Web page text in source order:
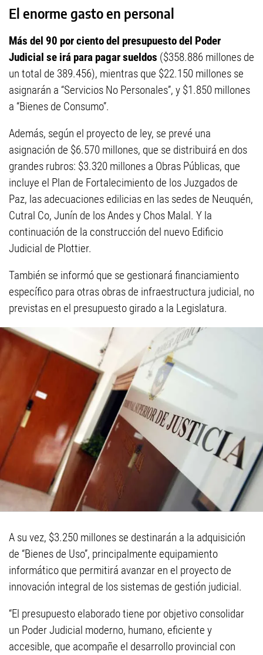
El enorme gasto en personal
Más del 90 por ciento del presupuesto del Poder
Judicial se irá para pagar sueldos ($358.886 millones de
un total de 389.456), mientras que $22.150 millones se
asignarán a “Servicios No Personales”, y $1.850 millones
a “Bienes de Consumo”.
Además, según el proyecto de ley, se prevé una
asignación de $6.570 millones, que se distribuirá en dos
grandes rubros: $3.320 millones a Obras Públicas, que
incluye el Plan de Fortalecimiento de los Juzgados de
Paz, las adecuaciones edilicias en las sedes de Neuquén,
Cutral Co, Junín de los Andes y Chos Malal. Y la
continuación de la construcción del nuevo Edificio
Judicial de Plottier.
También se informó que se gestionará financiamiento
específico para otras obras de infraestructura judicial, no
previstas en el presupuesto girado a la Legislatura.
A su vez, $3.250 millones se destinarán a la adquisición
de “Bienes de Uso”, principalmente equipamiento
informático que permitirá avanzar en el proyecto de
innovación integral de los sistemas de gestión judicial.
“El presupuesto elaborado tiene por objetivo consolidar
un Poder Judicial moderno, humano, eficiente y
accesible, que acompañe el desarrollo provincial con